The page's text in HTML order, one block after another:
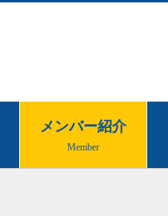
メンバー紹介
Member